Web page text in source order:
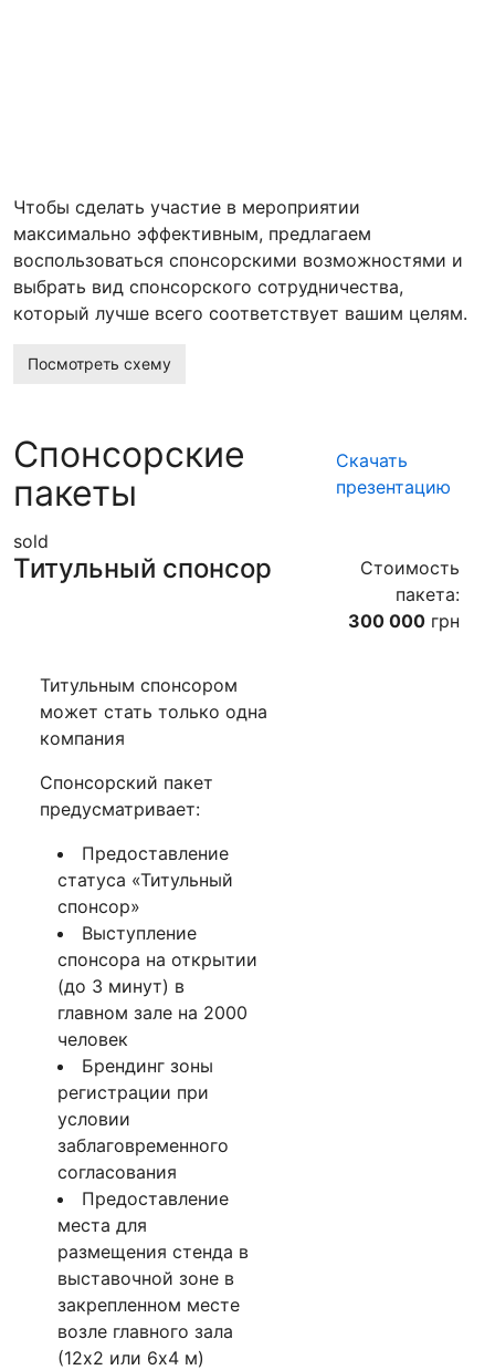
Чтобы сделать участие в мероприятии
максимально эффективным, предлагаем
воспользоваться спонсорскими возможностями и
выбрать вид спонсорского сотрудничества,
который лучше всего соответствует вашим целям.
Посмотреть схему
Спонсорские
пакеты
Скачать
презентацию
sold
Титульный спонсор
Стоимость
пакета:
300 000 грн
Титульным спонсором
может стать только одна
компания
Спонсорский пакет
предусматривает:
Предоставление
статуса «Титульный
спонсор»
Выступление
спонсора на открытии
(до 3 минут) в
главном зале на 2000
человек
Брендинг зоны
регистрации при
условии
заблаговременного
согласования
Предоставление
места для
размещения стенда в
выставочной зоне в
закрепленном месте
возле главного зала
(12х2 или 6х4 м)